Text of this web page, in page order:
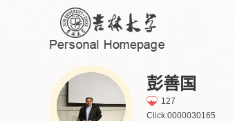
彭善国
127
Click:0000030165